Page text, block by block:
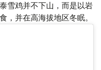
雪鸡并不下山，而是以岩
，并在高海拔地区冬眠。